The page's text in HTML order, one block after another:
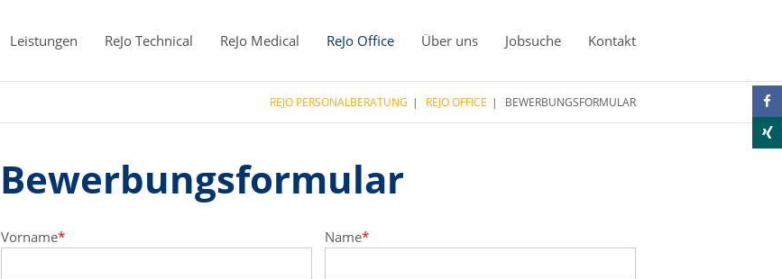
Leistungen ReJo Technical ReJo Medical ReJo Office Über uns Jobsuche Kontakt
REJO PERSONALBERATUNG REJO OFFICE BEWERBUNGSFORMULAR
Bewerbungsformular
Vorname* Name*